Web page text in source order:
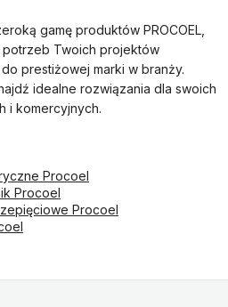
gamę produktów PROCOEL,
Twoich projektów
prestiżowej marki w branży.
idealne rozwiązania dla swoich
i komercyjnych.
Procoel
Procoel
Procoel